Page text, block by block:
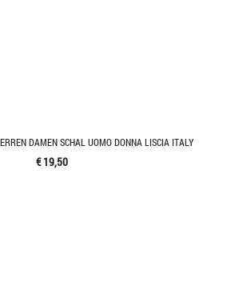
DAMEN SCHAL UOMO DONNA LISCIA ITALY
€ 19,50